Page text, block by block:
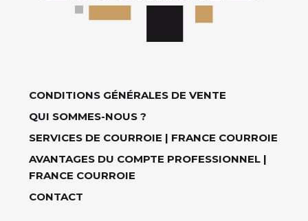
CONDITIONS GÉNÉRALES DE VENTE
QUI SOMMES-NOUS ?
SERVICES DE COURROIE | FRANCE COURROIE
AVANTAGES DU COMPTE PROFESSIONNEL |
FRANCE COURROIE
CONTACT